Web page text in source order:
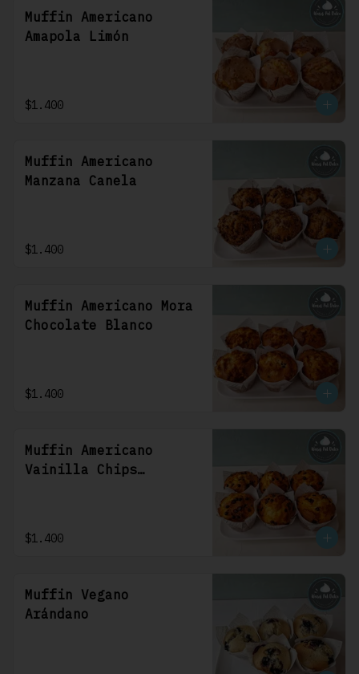
Muffin Americano
Amapola Limón
$1.400
Muffin Americano
Manzana Canela
$1.400
Muffin Americano Mora
Chocolate Blanco
$1.400
Muffin Americano
Vainilla Chips
$1.400
Muffin Vegano
Arándano